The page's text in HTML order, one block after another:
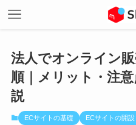
法人でオンライン
順｜メリット・注
説
ECサイトの基礎 ECサイトの開